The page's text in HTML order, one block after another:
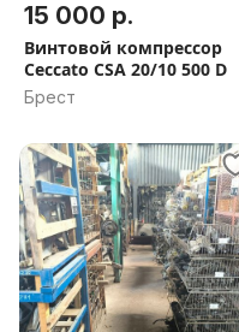
15 000 р.
Винтовой компрессор
Ceccato CSA 20/10 500 D
Брест